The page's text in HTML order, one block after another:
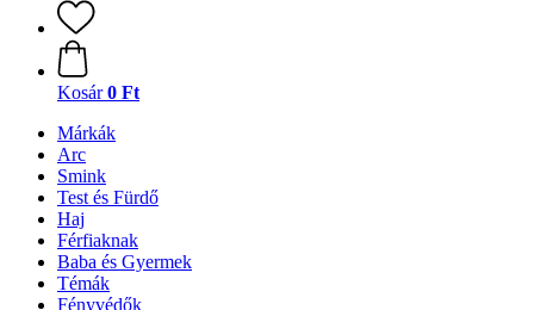
Kosár 0 Ft
Márkák
Arc
Smink
Test és Fürdő
Haj
Férfiaknak
Baba és Gyermek
Témák
Fényvédők